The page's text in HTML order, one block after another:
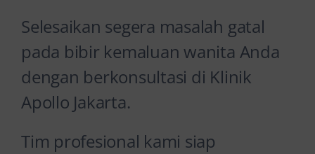
Selesaikan segera masalah gatal
pada bibir kemaluan wanita Anda
dengan berkonsultasi di Klinik
Apollo Jakarta.
Tim profesional kami siap